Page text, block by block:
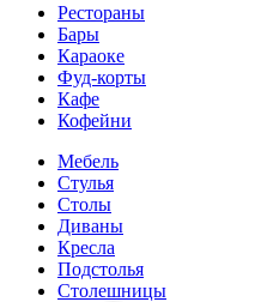
Рестораны
Бары
Караоке
Фуд-корты
Кафе
Кофейни
Мебель
Стулья
Столы
Диваны
Кресла
Подстолья
Столешницы